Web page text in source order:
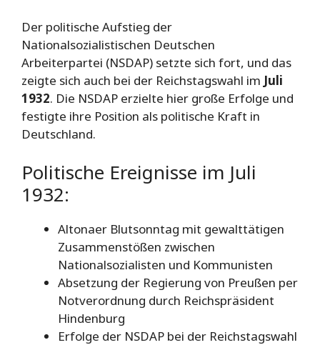
Der politische Aufstieg der
Nationalsozialistischen Deutschen
Arbeiterpartei (NSDAP) setzte sich fort, und das
zeigte sich auch bei der Reichstagswahl im Juli
1932. Die NSDAP erzielte hier große Erfolge und
festigte ihre Position als politische Kraft in
Deutschland.
Politische Ereignisse im Juli
1932:
Altonaer Blutsonntag mit gewalttätigen
Zusammenstößen zwischen
Nationalsozialisten und Kommunisten
Absetzung der Regierung von Preußen per
Notverordnung durch Reichspräsident
Hindenburg
Erfolge der NSDAP bei der Reichstagswahl